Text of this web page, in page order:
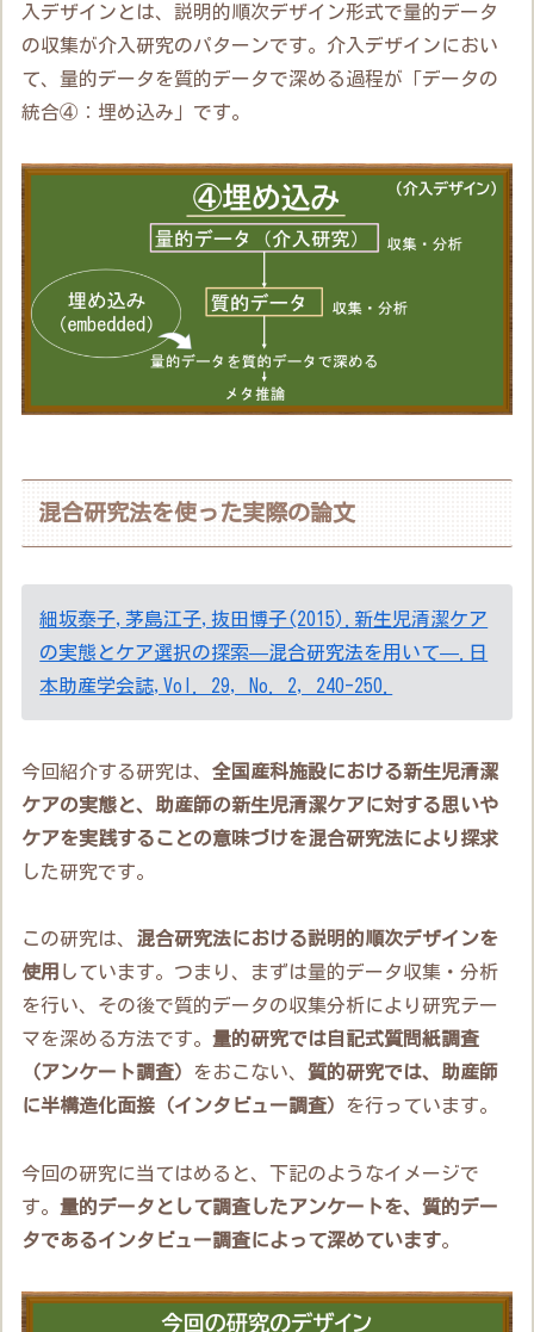
入デザインとは、説明的順次デザイン形式で量的データ
の収集が介入研究のパターンです。介入デザインにおい
て、量的データを質的データで深める過程が「データの
統合④：埋め込み」です。
混合研究法を使った実際の論文
細坂泰子,茅島江子,抜田博子(2015).新生児清潔ケア
の実態とケア選択の探索—混合研究法を用いて—.日
本助産学会誌,Vol. 29, No. 2, 240-250.
今回紹介する研究は、全国産科施設における新生児清潔
ケアの実態と、助産師の新生児清潔ケアに対する思いや
ケアを実践することの意味づけを混合研究法により探求
した研究です。
この研究は、 混合研究法における説明的順次デザインを
使用 しています。つまり、まずは量的データ収集・分析
を行い、その後で質的データの収集分析により研究テー
マを深める方法です。量的研究では自記式質問紙調査
（アンケート調査） をおこない、質的研究では、助産師
に半構造化面接（インタビュー調査） を行っています。
今回の研究に当てはめると、下記のようなイメージで
す。量的データとして調査したアンケートを、質的デー
タであるインタビュー調査によって深めています。